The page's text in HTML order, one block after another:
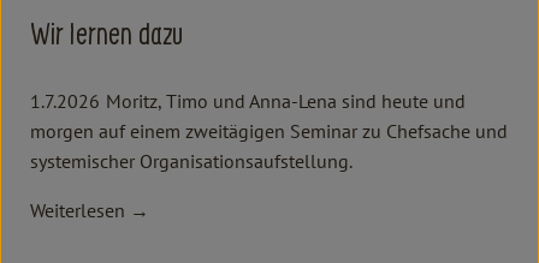
Wir lernen dazu
1.7.2026 Moritz, Timo und Anna-Lena sind heute und
morgen auf einem zweitägigen Seminar zu Chefsache und
systemischer Organisationsaufstellung.
Weiterlesen →